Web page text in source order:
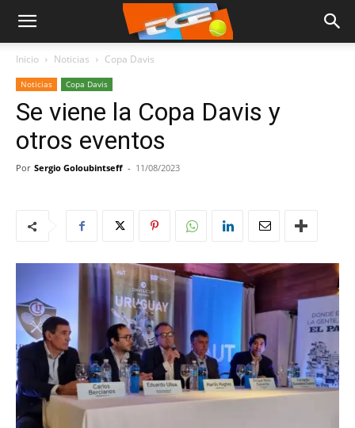
Inicio Noticias Copa Davis
Noticias Copa Davis
Se viene la Copa Davis y
otros eventos
Por Sergio Goloubintseff - 11/08/2023